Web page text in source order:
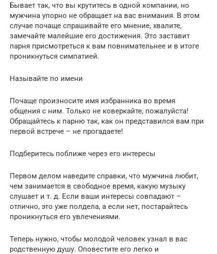
Бывает так, что вы крутитесь в одной компании, но
мужчина упорно не обращает на вас внимания. В этом
случае почаще спрашивайте его мнение, хвалите,
замечайте малейшие его достижения. Это заставит
парня присмотреться к вам повнимательнее и в итоге
проникнуться симпатией.
Называйте по имени
Почаще произносите имя избранника во время
общения с ним. Только не коверкайте, пожалуйста!
Обращайтесь к парню так, как он представился вам при
первой встрече – не прогадаете!
Подберитесь поближе через его интересы
Первом делом наведите справки, что мужчина любит,
чем занимается в свободное время, какую музыку
слушает и т. д. Если ваши интересы совпадают –
отлично, это уже полдела, а если нет, постарайтесь
проникнуться его увлечениями.
Теперь нужно, чтобы молодой человек узнал в вас
родственную душу. Оповестите его легко и